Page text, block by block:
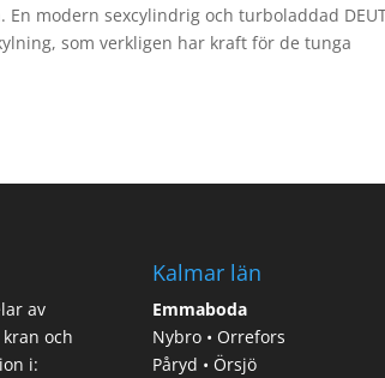
modern sexcylindrig och turboladdad
som verkligen har kraft för de tunga
av
och
i:
Kalmar län
Emmaboda
Nybro • Orrefors
Påryd • Örsjö